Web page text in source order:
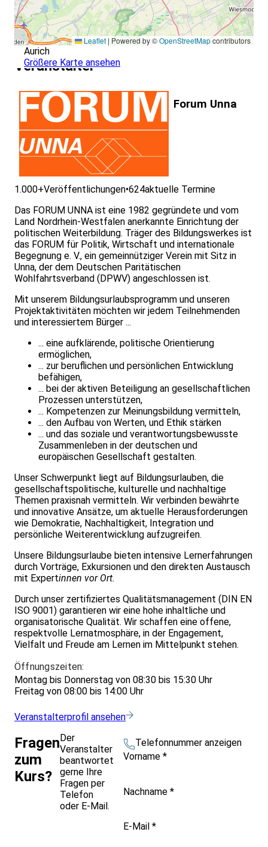
Leaflet | Powered by ©OpenStreetMapcontributors
Aurich
Größere Karte ansehen
Veranstalter
Forum Unna
1.000+Veröffentlichungen•624aktuelle Termine
Das FORUM UNNA ist eine 1982 gegründete und vom
Land Nordrhein-Westfalen anerkannte Einrichtung der
politischen Weiterbildung. Träger des Bildungswerkes ist
das FORUM für Politik, Wirtschaft und internationale
Begegnung e. V., ein gemeinnütziger Verein mit Sitz in
Unna, der dem Deutschen Paritätischen
Wohlfahrtsverband (DPWV) angeschlossen ist.
Mit unserem Bildungsurlaubsprogramm und unseren
Projektaktivitäten möchten wir jedem Teilnehmenden
und interessiertem Bürger ...
... eine aufklärende, politische Orientierung
ermöglichen,
... zur beruflichen und persönlichen Entwicklung
befähigen,
... bei der aktiven Beteiligung an gesellschaftlichen
Prozessen unterstützen,
... Kompetenzen zur Meinungsbildung vermitteln,
... den Aufbau von Werten, und Ethik stärken
... und das soziale und verantwortungsbewusste
Zusammenleben in der deutschen und
europäischen Gesellschaft gestalten.
Unser Schwerpunkt liegt auf Bildungsurlauben, die
gesellschaftspolitische, kulturelle und nachhaltige
Themen praxisnah vermitteln. Wir verbinden bewährte
und innovative Ansätze, um aktuelle Herausforderungen
wie Demokratie, Nachhaltigkeit, Integration und
persönliche Weiterentwicklung aufzugreifen.
Unsere Bildungsurlaube bieten intensive Lernerfahrungen
durch Vorträge, Exkursionen und den direkten Austausch
mit Expertinnen vor Ort.
Durch unser zertifiziertes Qualitätsmanagement (DIN EN
ISO 9001) garantieren wir eine hohe inhaltliche und
organisatorische Qualität. Wir schaffen eine offene,
respektvolle Lernatmosphäre, in der Engagement,
Vielfalt und Freude am Lernen im Mittelpunkt stehen.
Öffnungszeiten:
Montag bis Donnerstag von 08:30 bis 15:30 Uhr
Freitag von 08:00 bis 14:00 Uhr
Veranstalterprofil ansehen
Fragen
zum
Kurs?
Der
Veranstalter
beantwortet
gerne Ihre
Fragen per
Telefon
oder E-Mail.
Telefonnummer anzeigen
Vorname *
Nachname *
E-Mail *